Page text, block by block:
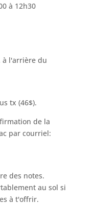
à 12h30
à l'arrière du
tx (46$).
de la
par courriel:
des notes.
au sol si
à t'offrir.